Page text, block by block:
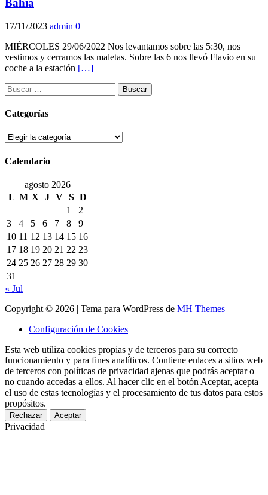
Bahía
17/11/2023 admin 0
MIÉRCOLES 29/06/2022 Nos levantamos sobre las 5:30, nos
vestimos y cerramos las maletas. Sobre las 6 nos llevó Flavio en su
coche a la estación […]
Buscar:
Categorías
Categorías
Calendario
agosto 2026
L M X J V S D
1
2
3
4 5 6 7 8
9
10 11 12 13 14 15 16
17 18 19 20 21 22 23
24 25 26 27 28 29 30
31
« Jul
Copyright © 2026 | Tema para WordPress de MH Themes
Configuración de Cookies
Esta web utiliza cookies propias y de terceros para su correcto
funcionamiento y para fines analíticos. Contiene enlaces a sitios web
de terceros con políticas de privacidad ajenas que podrás aceptar o
no cuando accedas a ellos. Al hacer clic en el botón Aceptar, acepta
el uso de estas tecnologías y el procesamiento de tus datos para estos
propósitos.
Rechazar Aceptar
Privacidad